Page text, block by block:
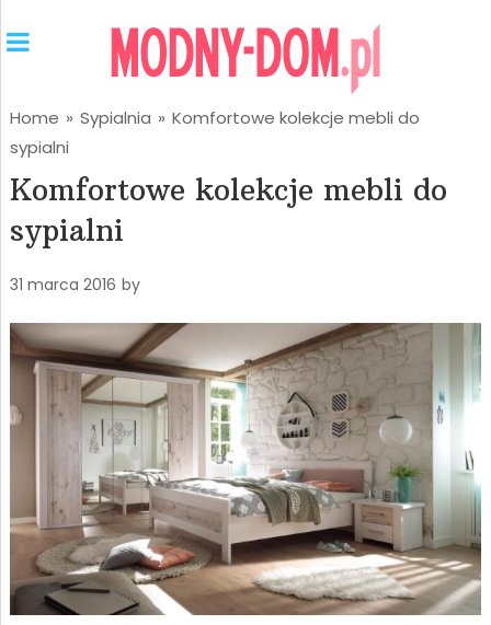
Home » Sypialnia » Komfortowe kolekcje mebli do
sypialni
Komfortowe kolekcje mebli do
sypialni
31 marca 2016 by